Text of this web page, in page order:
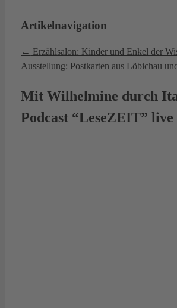
Artikelnavigation
← Erzählsalon: Kinder und Enkel der
Ausstellung: Postkarten aus Löbichau
Mit Wilhelmine durch
Podcast “LeseZEIT” live